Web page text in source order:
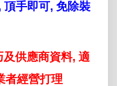
頂手即可, 免除裝
供應商資料, 適
者經營打理